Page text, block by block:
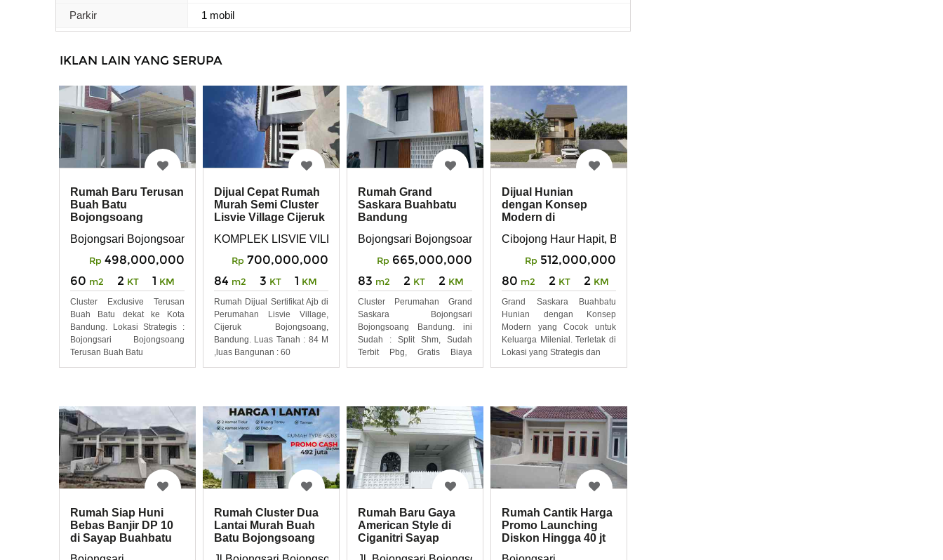
Parkir 1 mobil
IKLAN LAIN YANG SERUPA
Rumah Baru Terusan
Buah Batu
Bojongsoang
Bojongsari Bojongsoang Bandung
Rp 498,000,000
60 m2 2 KT 1 KM
Cluster Exclusive Terusan
Buah Batu dekat ke Kota
Bandung. Lokasi Strategis :
Bojongsari Bojongsoang
Terusan Buah Batu
Dijual Cepat Rumah
Murah Semi Cluster
Lisvie Village Cijeruk
KOMPLEK LISVIE VILLAGE, Jl. Cijeruk, Bojongsari, Kec. Bojongsoang, Kabupaten Bandung, Jawa Barat 40288
Rp 700,000,000
84 m2 3 KT 1 KM
Rumah Dijual Sertifikat Ajb di
Perumahan Lisvie Village,
Cijeruk Bojongsoang,
Bandung. Luas Tanah : 84 M
,luas Bangunan : 60
Rumah Grand
Saskara Buahbatu
Bandung
Bojongsari Bojongsoang Bandung
Rp 665,000,000
83 m2 2 KT 2 KM
Cluster Perumahan Grand
Saskara Bojongsari
Bojongsoang Bandung. ini
Sudah : Split Shm, Sudah
Terbit Pbg, Gratis Biaya
Dijual Hunian
dengan Konsep
Modern di
Cibojong Haur Hapit, Bojongsari, Kec. Bojongsoang, Bandung, Jawa Barat 40288
Rp 512,000,000
80 m2 2 KT 2 KM
Grand Saskara Buahbatu
Hunian dengan Konsep
Modern yang Cocok untuk
Keluarga Milenial. Terletak di
Lokasi yang Strategis dan
Rumah Siap Huni
Bebas Banjir DP 10
di Sayap Buahbatu
Rumah Cluster Dua
Lantai Murah Buah
Batu Bojongsoang
Rumah Baru Gaya
American Style di
Ciganitri Sayap
Rumah Cantik Harga
Promo Launching
Diskon Hingga 40 jt